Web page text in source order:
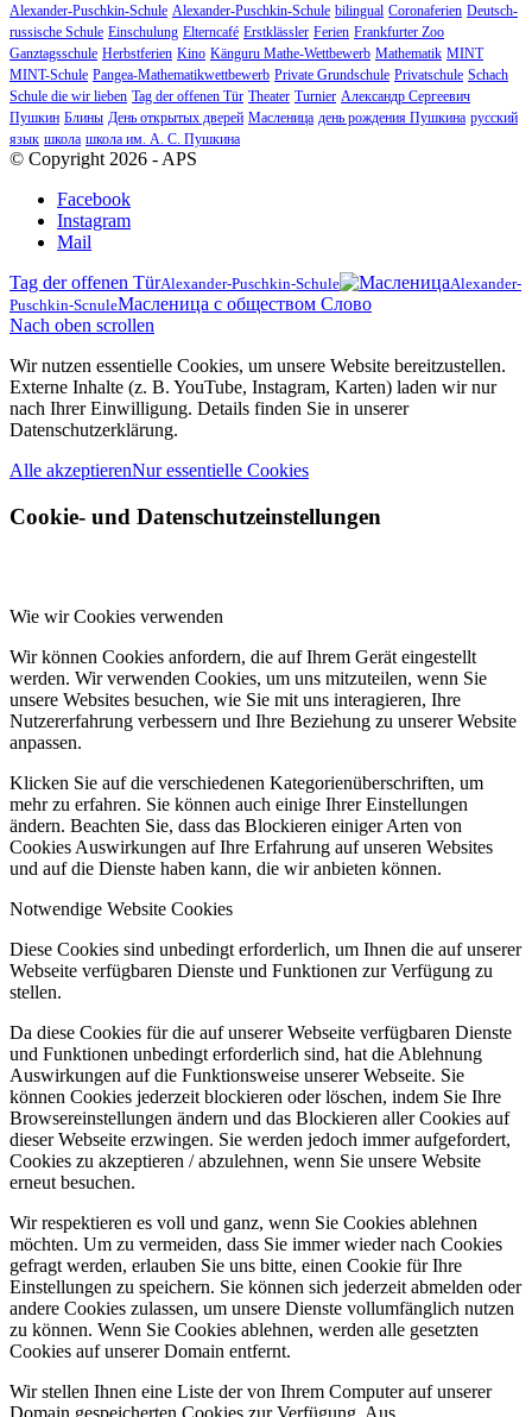
Alexander-Puschkin-Schule Alexander-Puschkin-Schule bilingual Coronaferien Deutsch-
russische Schule Einschulung Elterncafé Erstklässler Ferien Frankfurter Zoo
Ganztagsschule Herbstferien Kino Känguru Mathe-Wettbewerb Mathematik MINT
MINT-Schule Pangea-Mathematikwettbewerb Private Grundschule Privatschule Schach
Schule die wir lieben Tag der offenen Tür Theater Turnier Александр Сергеевич
Пушкин Блины День открытых дверей Масленица день рождения Пушкина русский
язык школа школа им. А. С. Пушкина
© Copyright 2026 - APS
Facebook
Instagram
Mail
Tag der offenen TürAlexander-Puschkin-Schule
Alexander-
Puschkin-ScnuleМасленица с обществом Слово
Nach oben scrollen
Wir nutzen essentielle Cookies, um unsere Website bereitzustellen.
Externe Inhalte (z. B. YouTube, Instagram, Karten) laden wir nur
nach Ihrer Einwilligung. Details finden Sie in unserer
Datenschutzerklärung.
Alle akzeptierenNur essentielle Cookies
Cookie- und Datenschutzeinstellungen
Wie wir Cookies verwenden
Wir können Cookies anfordern, die auf Ihrem Gerät eingestellt
werden. Wir verwenden Cookies, um uns mitzuteilen, wenn Sie
unsere Websites besuchen, wie Sie mit uns interagieren, Ihre
Nutzererfahrung verbessern und Ihre Beziehung zu unserer Website
anpassen.
Klicken Sie auf die verschiedenen Kategorienüberschriften, um
mehr zu erfahren. Sie können auch einige Ihrer Einstellungen
ändern. Beachten Sie, dass das Blockieren einiger Arten von
Cookies Auswirkungen auf Ihre Erfahrung auf unseren Websites
und auf die Dienste haben kann, die wir anbieten können.
Notwendige Website Cookies
Diese Cookies sind unbedingt erforderlich, um Ihnen die auf unserer
Webseite verfügbaren Dienste und Funktionen zur Verfügung zu
stellen.
Da diese Cookies für die auf unserer Webseite verfügbaren Dienste
und Funktionen unbedingt erforderlich sind, hat die Ablehnung
Auswirkungen auf die Funktionsweise unserer Webseite. Sie
können Cookies jederzeit blockieren oder löschen, indem Sie Ihre
Browsereinstellungen ändern und das Blockieren aller Cookies auf
dieser Webseite erzwingen. Sie werden jedoch immer aufgefordert,
Cookies zu akzeptieren / abzulehnen, wenn Sie unsere Website
erneut besuchen.
Wir respektieren es voll und ganz, wenn Sie Cookies ablehnen
möchten. Um zu vermeiden, dass Sie immer wieder nach Cookies
gefragt werden, erlauben Sie uns bitte, einen Cookie für Ihre
Einstellungen zu speichern. Sie können sich jederzeit abmelden oder
andere Cookies zulassen, um unsere Dienste vollumfänglich nutzen
zu können. Wenn Sie Cookies ablehnen, werden alle gesetzten
Cookies auf unserer Domain entfernt.
Wir stellen Ihnen eine Liste der von Ihrem Computer auf unserer